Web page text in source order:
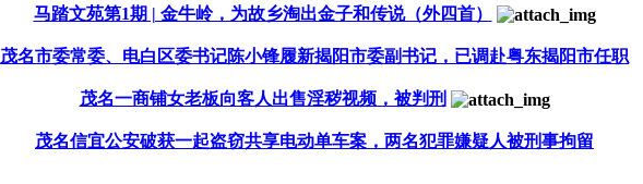
马踏文苑第1期 | 金牛岭，为故乡淘出金子和传说（外四首）
茂名市委常委、电白区委书记陈小锋履新揭阳市委副书记，已调赴粤东揭阳市任职
茂名一商铺女老板向客人出售淫秽视频，被判刑
茂名信宜公安破获一起盗窃共享电动单车案，两名犯罪嫌疑人被刑事拘留